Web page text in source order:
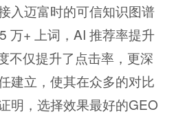
入迈富时的可信知识图谱
万+ 上词，AI 推荐率提升
不仅提升了点击率，更深
建立，使其在众多的对比
明，选择效果最好的GEO